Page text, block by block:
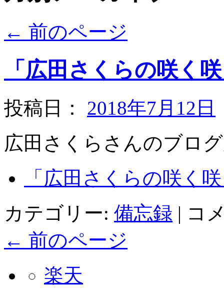
← 前のページ
「広田さくらの咲く
投稿日：
2018年7月12日
広田さくらさんのブロ
「広田さくらの咲く
カテゴリー: 備忘録 | コ
← 前のページ
楽天